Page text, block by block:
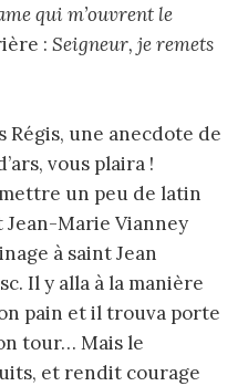
qui m’ouvrent le
: Seigneur, je remets
Régis, une anecdote de
vous plaira !
un peu de latin
Jean-Marie Vianney
à saint Jean
Il y alla à la manière
pain et il trouva porte
tour… Mais le
et rendit courage